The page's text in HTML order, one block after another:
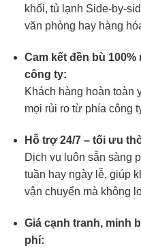
khối, tủ lạnh Side-by-
văn phòng hay hàng
Cam kết đền bù
công ty:
Khách hàng hoàn toàn
mọi rủi ro từ phía công
Hỗ trợ 24/7 – tối ưu
Dịch vụ luôn sẵn sàng
tuần hay ngày lễ, giúp
vận chuyển mà không
Giá cạnh tranh, minh
phí: